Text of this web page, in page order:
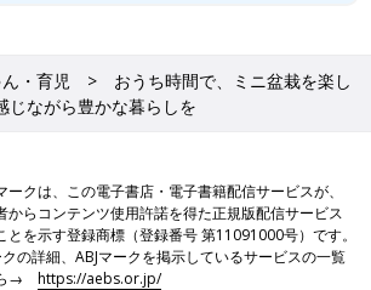
・育児
おうち時間で、ミニ盆栽を楽し
じながら豊かな暮らしを
ークは、この電子書店・電子書籍配信サービスが、
からコンテンツ使用許諾を得た正規版配信サービス
とを示す登録商標（登録番号 第11091000号）です。
クの詳細、ABJマークを掲示しているサービスの一覧
ら→https://aebs.or.jp/